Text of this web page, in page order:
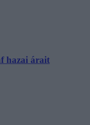
hazai árait